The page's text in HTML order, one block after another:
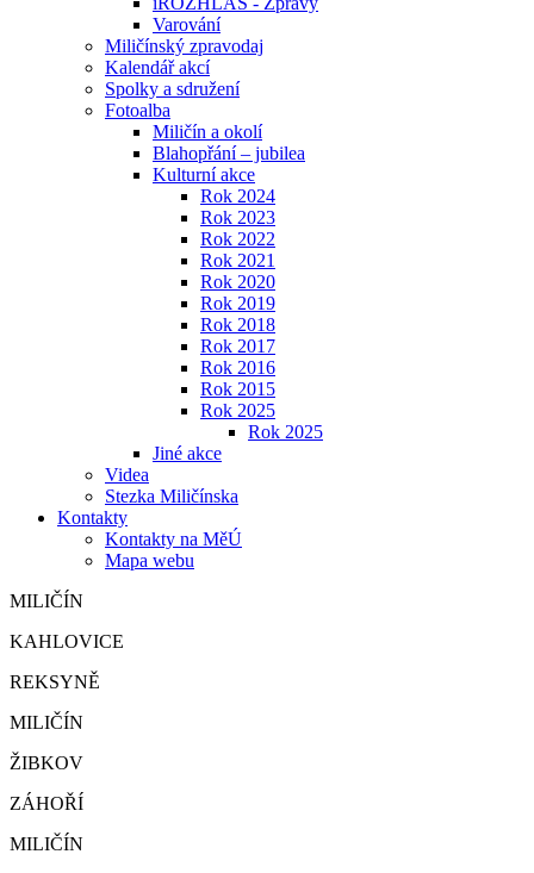
Varování
Miličínský zpravodaj
Kalendář akcí
Spolky a sdružení
Fotoalba
Miličín a okolí
Blahopřání – jubilea
Kulturní akce
Rok 2024
Rok 2023
Rok 2022
Rok 2021
Rok 2020
Rok 2019
Rok 2018
Rok 2017
Rok 2016
Rok 2015
Rok 2025
Rok 2025
Jiné akce
Videa
Stezka Miličínska
Kontakty
Kontakty na MěÚ
Mapa webu
MILIČÍN
KAHLOVICE
REKSYNĚ
MILIČÍN
ŽIBKOV
ZÁHOŘÍ
MILIČÍN